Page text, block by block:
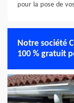
pour la pose de
Notre société
100 % gratuit